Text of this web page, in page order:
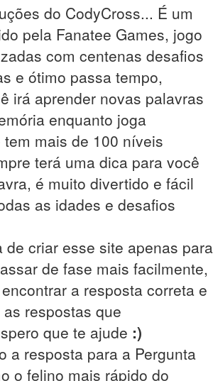
do CodyCross... É um
pela Fanatee Games, jogo
com centenas desafios
e ótimo passa tempo,
irá aprender novas palavras
enquanto joga
mais de 100 níveis
terá uma dica para você
é muito divertido e fácil
as idades e desafios
de criar esse site apenas para
de fase mais facilmente,
a resposta correta e
respostas que
que te ajude :)
a resposta para a Pergunta
o felino mais rápido do